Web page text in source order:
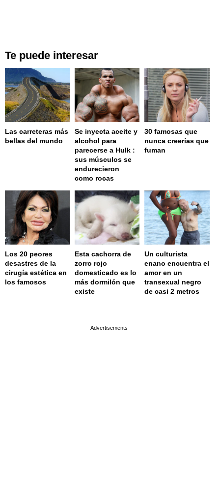
Te puede interesar
Las carreteras más
bellas del mundo
Se inyecta aceite y
alcohol para
parecerse a Hulk :
sus músculos se
endurecieron
como rocas
30 famosas que
nunca creerías que
fuman
Los 20 peores
desastres de la
cirugía estética en
los famosos
Esta cachorra de
zorro rojo
domesticado es lo
más dormilón que
existe
Un culturista
enano encuentra el
amor en un
transexual negro
de casi 2 metros